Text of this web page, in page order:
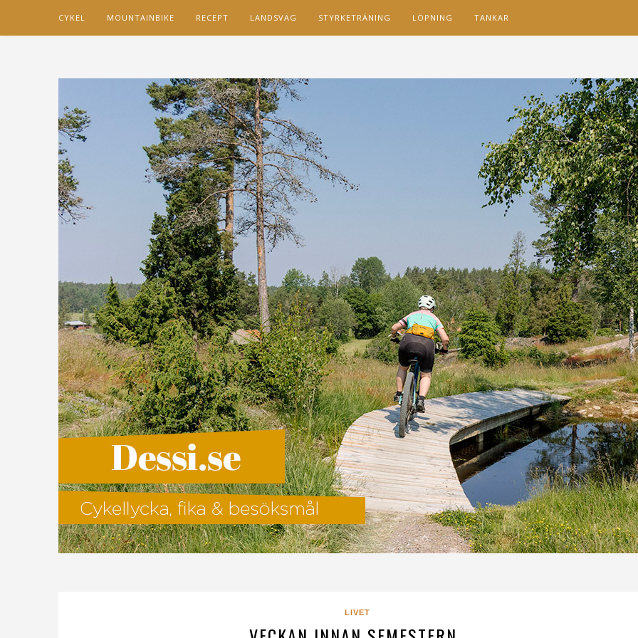
CYKEL MOUNTAINBIKE RECEPT LANDSVÄG STYRKETRÄNING LÖPNING TANKAR
LIVET